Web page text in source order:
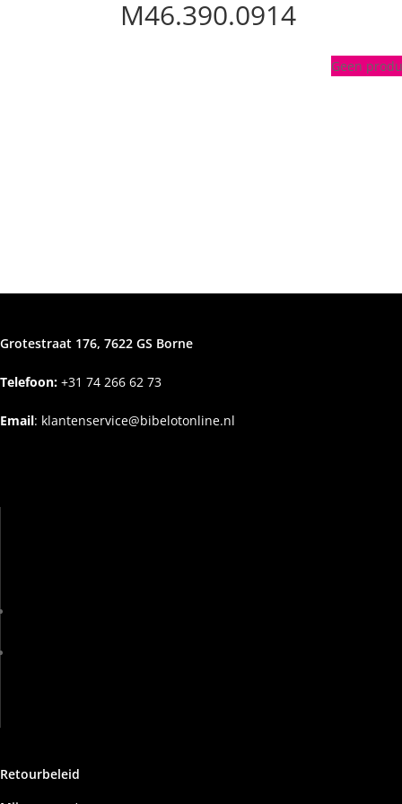
M46.390.0914
Geen
Grotestraat 176, 7622 GS Borne
Telefoon: +31 74 266 62 73
Email: klantenservice@bibelotonline.nl
Retourbeleid